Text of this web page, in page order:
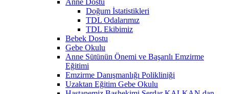
Doğum İstatistikleri
TDL Odalarımız
TDL Ekibimiz
Bebek Dostu
Gebe Okulu
Anne Sütünün Önemi ve Başarılı Emzirme
Eğitimi
Emzirme Danışmanlığı Polikliniği
Uzaktan Eğitim Gebe Okulu